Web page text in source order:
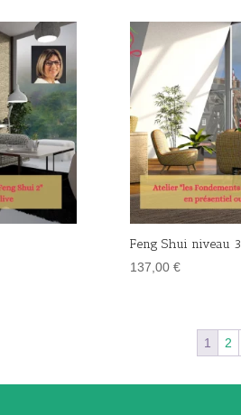
Feng Shui niveau 3
137,00 €
1 2